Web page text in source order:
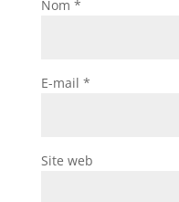
Nom *
E-mail *
Site web